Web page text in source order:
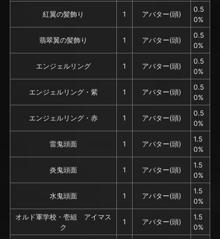
紅翼の髪飾り 1 アバター(頭)
0.5
0%
翡翠翼の髪飾り 1 アバター(頭)
0.5
0%
エンジェルリング 1 アバター(頭)
0.5
0%
エンジェルリング・紫 1 アバター(頭)
0.5
0%
エンジェルリング・赤 1 アバター(頭)
0.5
0%
雷鬼頭面 1 アバター(頭)
1.5
0%
炎鬼頭面 1 アバター(頭)
1.5
0%
水鬼頭面 1 アバター(頭)
1.5
0%
オルド軍学校・壱組 アイマス
ク
1 アバター(頭)
1.5
0%